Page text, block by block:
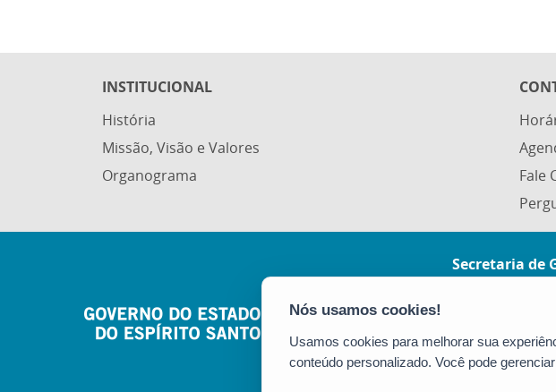
INSTITUCIONAL
História
Missão, Visão e Valores
Organograma
Fale
Secretaria de
CEP:
Tel.:
Usamos cookies para melhorar sua
conteúdo personalizado. Você pode